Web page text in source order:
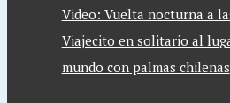
Video: Vuelta nocturna a
Viajecito en solitario al
mundo con palmas chilenas